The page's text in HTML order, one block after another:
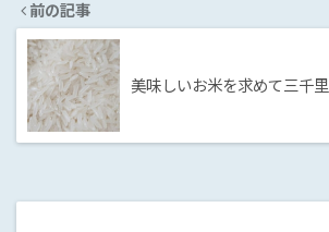
前の記事
美味しいお米を求めて三千里